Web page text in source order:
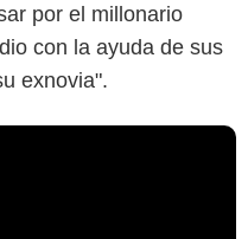
por el millonario
con la ayuda de sus
exnovia".